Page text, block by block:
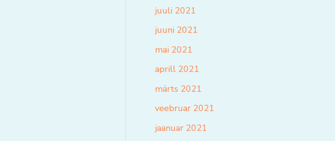
juuli 2021
juuni 2021
mai 2021
aprill 2021
märts 2021
veebruar 2021
jaanuar 2021